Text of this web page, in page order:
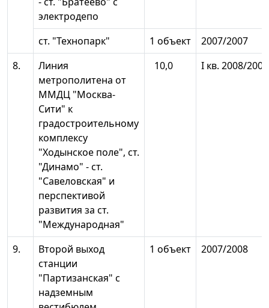
электродепо
ст. "Технопарк" 1 объект
2007/2007
8.
Линия
метрополитена от
ММДЦ "Москва-
Сити" к
градостроительному
комплексу
"Ходынское поле", ст.
"Динамо" - ст.
"Савеловская" и
перспективой
развития за ст.
"Международная"
10,0 I кв. 2008/2008
9.
Второй выход
станции
"Партизанская" с
надземным
1 объект 2007/2008